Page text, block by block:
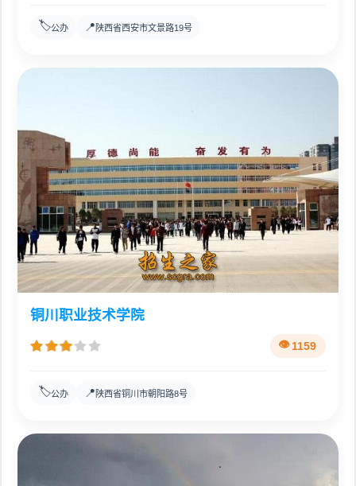
🏷️公办 📍 陕西省西安市文景路19号
铜川职业技术学院
1159
🏷️公办 📍 陕西省铜川市朝阳路8号